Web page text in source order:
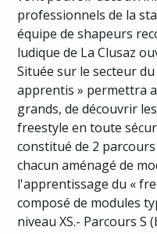
professionnels de la
équipe de shapeurs
ludique de La Clusaz
Située sur le secteur
apprentis » permettra
grands, de découvrir
freestyle en toute
constitué de 2
chacun aménagé de
l'apprentissage du «
composé de modules
niveau XS.- Parcours S